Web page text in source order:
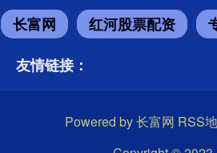
长富网 红河股票配资
友情链接：
Powered by长富网 RSS